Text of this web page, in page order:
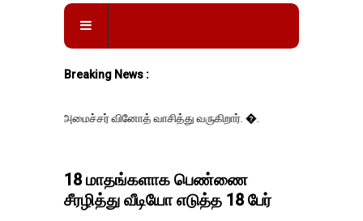
Breaking News :
வினோத் வாசித்து வருகிறார். �.
18 மாதங்களாக பெண்ணை
சீரழித்து வீடியோ எடுத்த 18 பேர்